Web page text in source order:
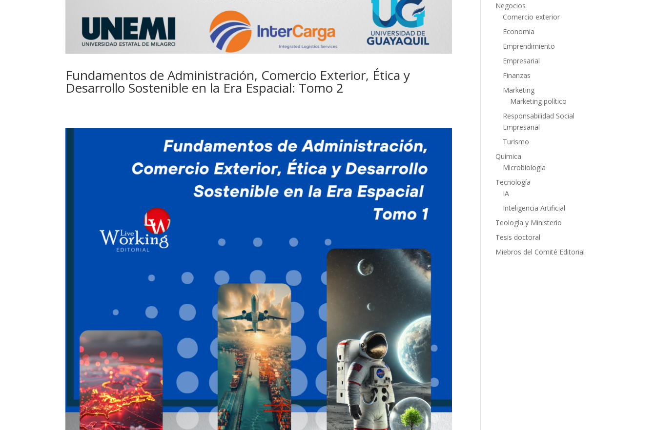
Fundamentos de Administración, Comercio Exterior, Ética y
Desarrollo Sostenible en la Era Espacial: Tomo 2
Negocios
Comercio exterior
Economía
Emprendimiento
Empresarial
Finanzas
Marketing
Marketing político
Responsabilidad Social
Empresarial
Turismo
Química
Microbiología
Tecnología
IA
Inteligencia Artificial
Teología y Ministerio
Tesis doctoral
Miebros del Comité Editorial